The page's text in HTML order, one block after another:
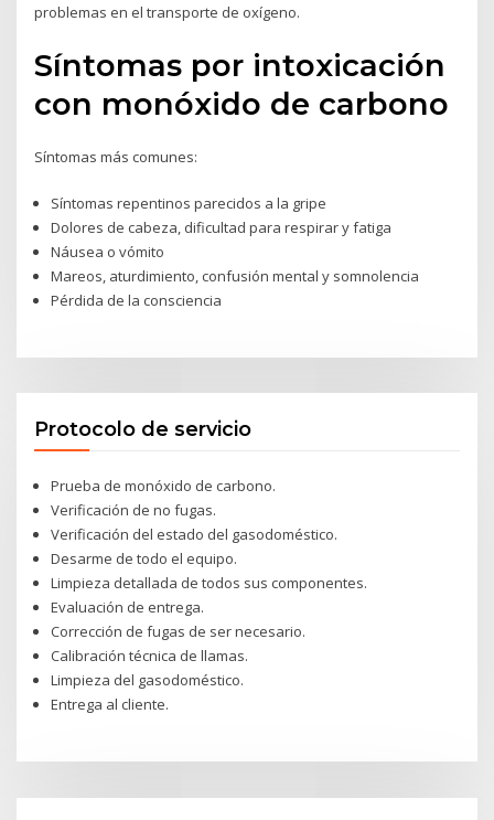
problemas en el transporte de oxígeno.
Síntomas por intoxicación
con monóxido de carbono
Síntomas más comunes:
Síntomas repentinos parecidos a la gripe
Dolores de cabeza, dificultad para respirar y fatiga
Náusea o vómito
Mareos, aturdimiento, confusión mental y somnolencia
Pérdida de la consciencia
Protocolo de servicio
Prueba de monóxido de carbono.
Verificación de no fugas.
Verificación del estado del gasodoméstico.
Desarme de todo el equipo.
Limpieza detallada de todos sus componentes.
Evaluación de entrega.
Corrección de fugas de ser necesario.
Calibración técnica de llamas.
Limpieza del gasodoméstico.
Entrega al cliente.